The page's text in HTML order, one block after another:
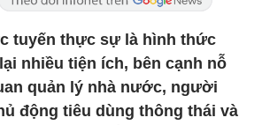
tuyến thực sự là hình thức
nhiều tiện ích, bên cạnh nỗ
quản lý nhà nước, người
động tiêu dùng thông thái và